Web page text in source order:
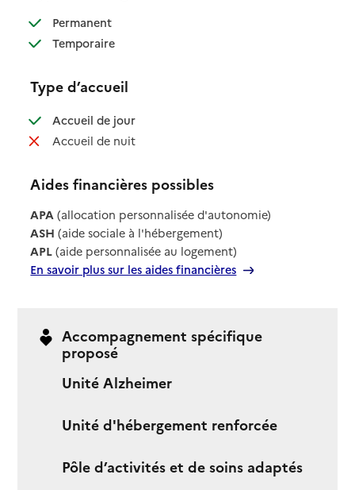
Permanent: disponible
Temporaire: disponible
Type d’accueil
Accueil de jour: disponible
Accueil de nuit: non disponible
Aides financières possibles
APA (allocation personnalisée d'autonomie)
ASH (aide sociale à l'hébergement)
APL (aide personnalisée au logement)
En savoir plus sur les aides financières
Accompagnement spécifique
proposé
Unité Alzheimer
Unité d'hébergement renforcée
Pôle d’activités et de soins adaptés